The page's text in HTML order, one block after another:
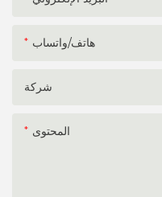
هاتف/واتساب
شركة
المحتوى